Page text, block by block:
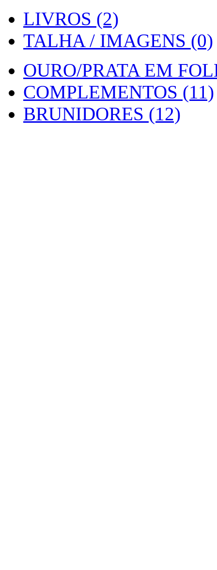
LIVROS (2)
TALHA / IMAGENS (0)
OURO/PRATA EM
COMPLEMENTOS (11)
BRUNIDORES (12)